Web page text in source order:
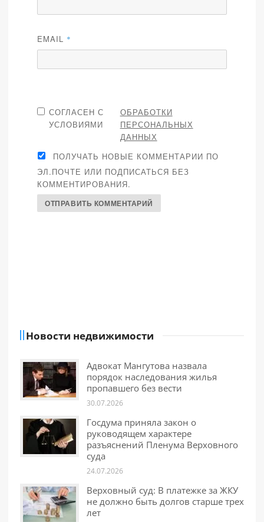
EMAIL *
СОГЛАСЕН С
УСЛОВИЯМИ
ОБРАБОТКИ
ПЕРСОНАЛЬНЫХ
ДАННЫХ
ПОЛУЧАТЬ НОВЫЕ КОММЕНТАРИИ ПО
ЭЛ.ПОЧТЕ ИЛИ ПОДПИСАТЬСЯ БЕЗ
КОММЕНТИРОВАНИЯ.
Новости недвижимости
Адвокат Мангутова назвала
порядок наследования жилья
пропавшего без вести
30.07.2026
Госдума приняла закон о
руководящем характере
разъяснений Пленума Верховного
суда
24.07.2026
Верховный суд: В платежке за ЖКУ
не должно быть долгов старше трех
лет